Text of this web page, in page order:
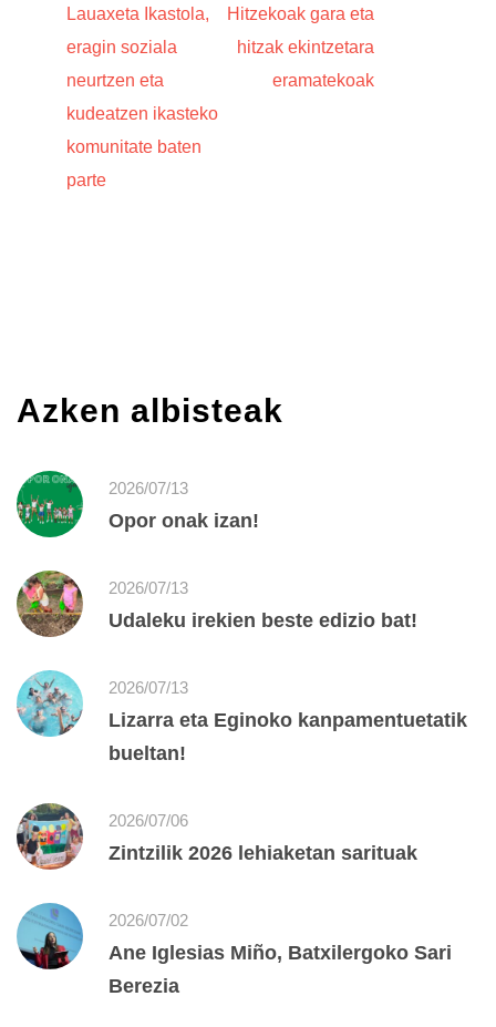
Lauaxeta Ikastola,
eragin soziala
neurtzen eta
kudeatzen ikasteko
komunitate baten
parte
Hitzekoak gara eta
hitzak ekintzetara
eramatekoak
Azken albisteak
2026/07/13
Opor onak izan!
2026/07/13
Udaleku irekien beste edizio bat!
2026/07/13
Lizarra eta Eginoko kanpamentuetatik
bueltan!
2026/07/06
Zintzilik 2026 lehiaketan sarituak
2026/07/02
Ane Iglesias Miño, Batxilergoko Sari
Berezia